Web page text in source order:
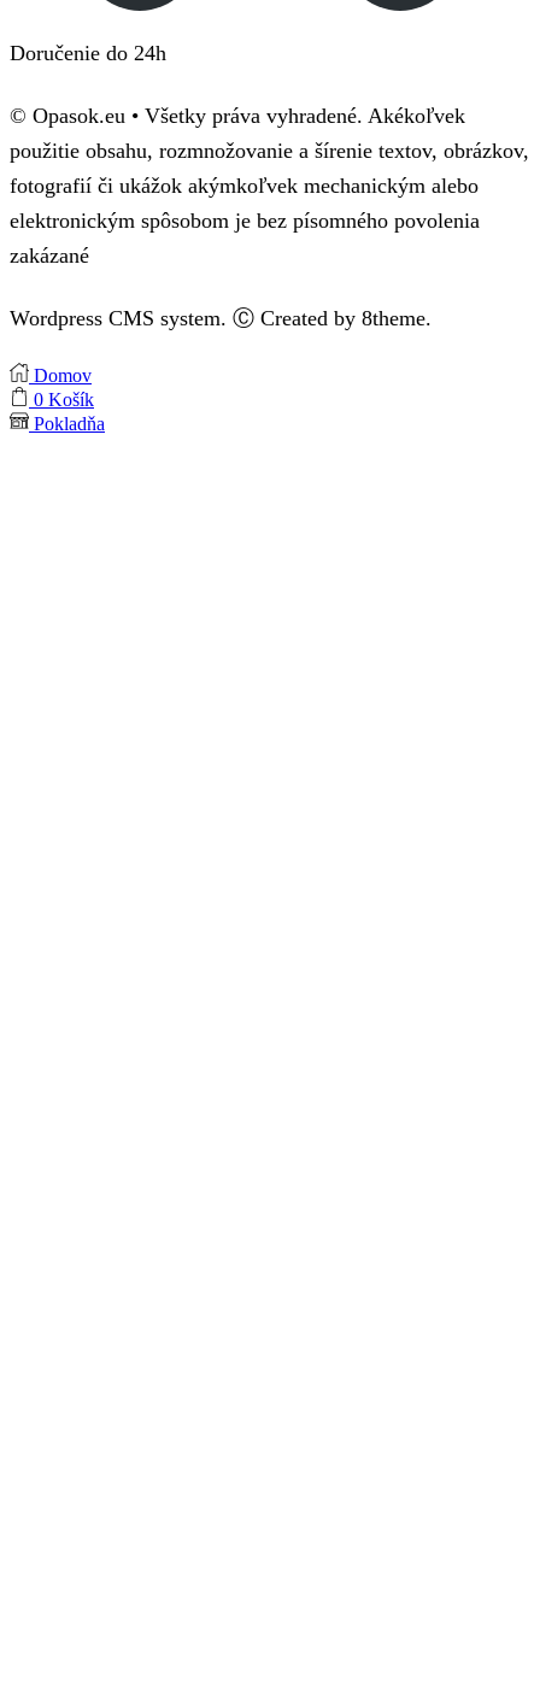
Doručenie do 24h
© Opasok.eu • Všetky práva vyhradené. Akékoľvek
použitie obsahu, rozmnožovanie a šírenie textov, obrázkov,
fotografií či ukážok akýmkoľvek mechanickým alebo
elektronickým spôsobom je bez písomného povolenia
zakázané
Wordpress CMS system. Ⓒ Created by 8theme.
Domov
0 Košík
Pokladňa